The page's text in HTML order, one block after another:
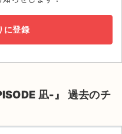
に登録
凪-』 過去のチ